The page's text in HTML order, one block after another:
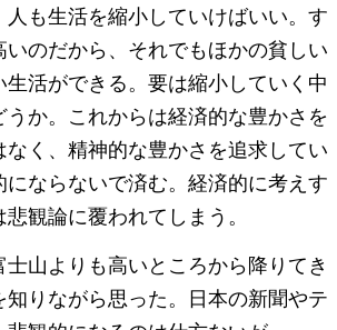
人も生活を縮小していけばいい。す
いのだから、それでもほかの貧しい
生活ができる。要は縮小していく中
うか。これからは経済的な豊かさを
なく、精神的な豊かさを追求してい
にならないで済む。経済的に考えす
観論に覆われてしまう。
士山よりも高いところから降りてき
知りながら思った。日本の新聞やテ